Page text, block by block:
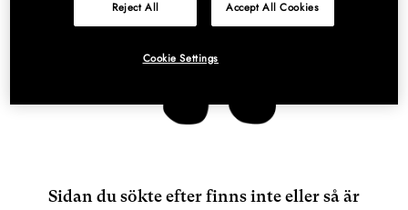
Sidan du sökte efter finns inte eller så är
Reject All Accept All Cookies
Cookie Settings